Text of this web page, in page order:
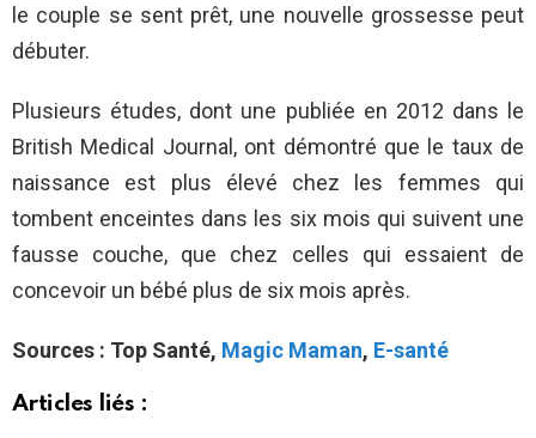
le couple se sent prêt, une nouvelle grossesse peut
débuter.
Plusieurs études, dont une publiée en 2012 dans le
British Medical Journal, ont démontré que le taux de
naissance est plus élevé chez les femmes qui
tombent enceintes dans les six mois qui suivent une
fausse couche, que chez celles qui essaient de
concevoir un bébé plus de six mois après.
Sources : Top Santé, Magic Maman, E-santé
Articles liés :